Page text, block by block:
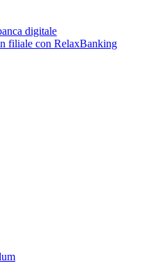
digitale
filiale con RelaxBanking